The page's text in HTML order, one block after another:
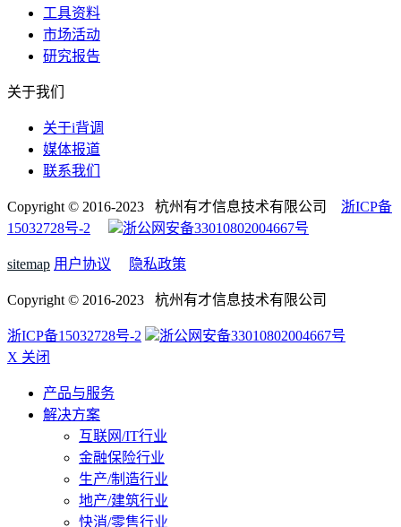
工具资料
市场活动
研究报告
关于我们
关于i背调
媒体报道
联系我们
Copyright © 2016-2023 杭州有才信息技术有限公司 浙ICP备
15032728号-2
浙公网安备33010802004667号
sitemap 用户协议 隐私政策
Copyright © 2016-2023 杭州有才信息技术有限公司
浙ICP备15032728号-2
浙公网安备33010802004667号
X 关闭
产品与服务
解决方案
互联网/IT行业
金融保险行业
生产/制造行业
地产/建筑行业
快消/零售行业